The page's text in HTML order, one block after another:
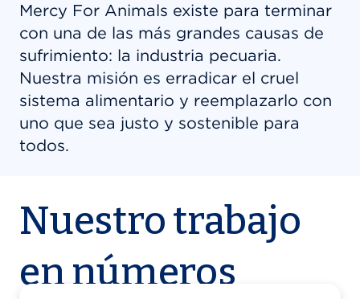
Mercy For Animals existe para terminar
con una de las más grandes causas de
sufrimiento: la industria pecuaria.
Nuestra misión es erradicar el cruel
sistema alimentario y reemplazarlo con
uno que sea justo y sostenible para
todos.
Nuestro trabajo
en números